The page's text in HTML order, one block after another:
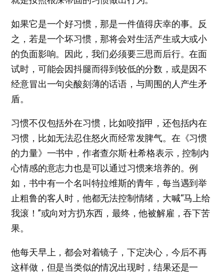
如果它是一个好习惯，那是一件值得庆幸的事。反
之，若是一个坏习惯，那将会对生活产生或大或小
的负面影响。因此，我们必须要三思而后行。在面
试时，可能会因抖腿而得到较低的分数，或是因不
经意冒出一句尖酸刻薄的话语，与周围的人产生矛
盾。
习惯不仅包括外在习惯，比如咬指甲，还包括内在
习惯，比如无法忍住怒火而经常发脾气。在《习惯
的力量》一书中，作者查尔斯·杜希格表示，控制内
心情感的意志力也是可以通过习惯来培养的。例
如，书中有一个名叫特拉维斯的青年，每当遇到举
止粗鲁的客人时，他都无法控制情绪，大喊“马上给
我滚！”或向对方扔东西，最终，他被解雇，吞下苦
果。
他每天早上，都会对着镜子，下定决心，今后不再
这样做，但是当类似的情况出现时，结果还是一